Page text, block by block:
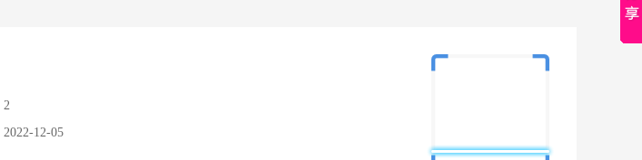
2
2022-12-05